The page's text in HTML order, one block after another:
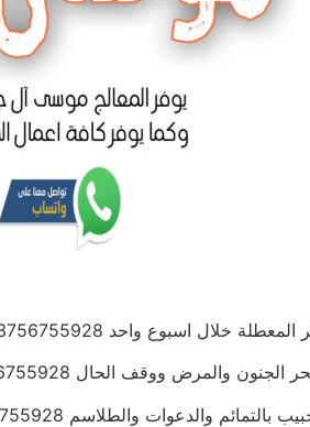
اسبوع واحد 0033756755928
ووقف الحال 0033756755928
والدعوات والطلاسم 0033756755928